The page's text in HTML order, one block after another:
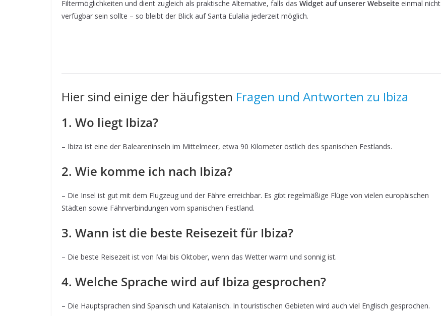
Filtermöglichkeiten und dient zugleich als praktische Alternative, falls das Widget auf unserer Webseite einmal nicht
verfügbar sein sollte – so bleibt der Blick auf Santa Eulalia jederzeit möglich.
Hier sind einige der häufigsten Fragen und Antworten zu Ibiza
1. Wo liegt Ibiza?
– Ibiza ist eine der Baleareninseln im Mittelmeer, etwa 90 Kilometer östlich des spanischen Festlands.
2. Wie komme ich nach Ibiza?
– Die Insel ist gut mit dem Flugzeug und der Fähre erreichbar. Es gibt regelmäßige Flüge von vielen europäischen
Städten sowie Fährverbindungen vom spanischen Festland.
3. Wann ist die beste Reisezeit für Ibiza?
– Die beste Reisezeit ist von Mai bis Oktober, wenn das Wetter warm und sonnig ist.
4. Welche Sprache wird auf Ibiza gesprochen?
– Die Hauptsprachen sind Spanisch und Katalanisch. In touristischen Gebieten wird auch viel Englisch gesprochen.